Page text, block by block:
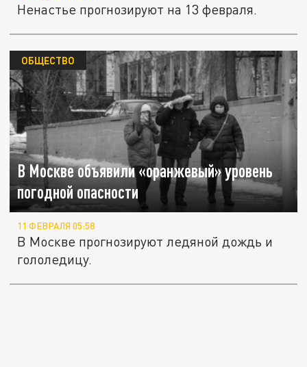
Ненастье прогнозируют на 13 февраля.
В Москве объявили «оранжевый» уровень
погодной опасности
ОБЩЕСТВО
11 ФЕВРАЛЯ 05:58
В Москве прогнозируют ледяной дождь и
гололедицу.